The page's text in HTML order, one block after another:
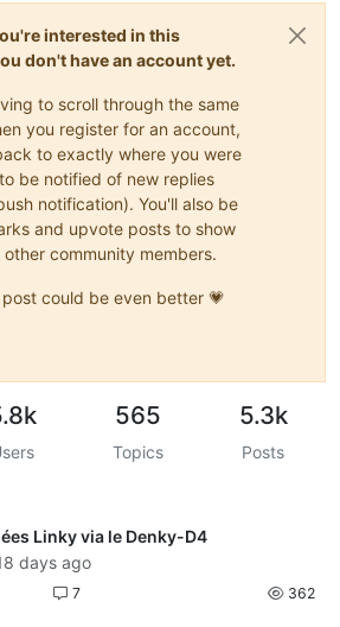
interested in this
don't have an account yet.
to scroll through the same
you register for an account,
to exactly where you were
be notified of new replies
notification). You'll also be
and upvote posts to show
community members.
could be even better 💗
565
Topics
5.3k
Posts
Linky via le Denky-D4
days ago
7 362